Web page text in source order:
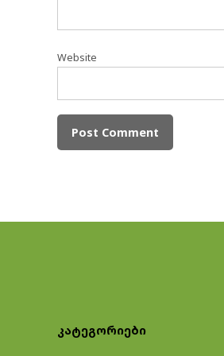
Website
კატეგორიები